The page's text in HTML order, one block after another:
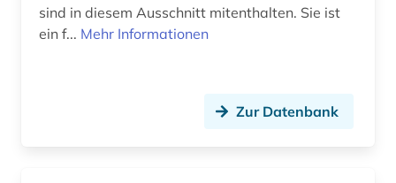
katalog (1)
sind in diesem Ausschnitt mitenthalten. Sie ist
ein f... Mehr Informationen
Zur Datenbank